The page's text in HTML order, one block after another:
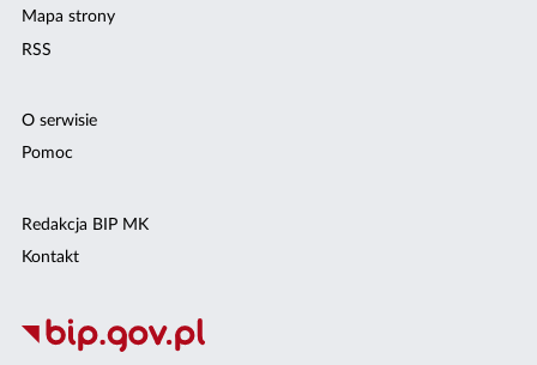
Mapa strony
RSS
O serwisie
Pomoc
Redakcja BIP MK
Kontakt